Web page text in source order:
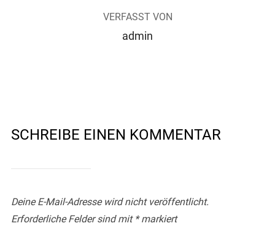
VERFASST VON
admin
SCHREIBE EINEN KOMMENTAR
Deine E-Mail-Adresse wird nicht veröffentlicht.
Erforderliche Felder sind mit *markiert